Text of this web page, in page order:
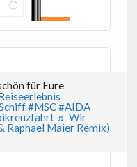
für Eure
#MSC#AIDA
♬ Wir
Raphael Maier Remix)